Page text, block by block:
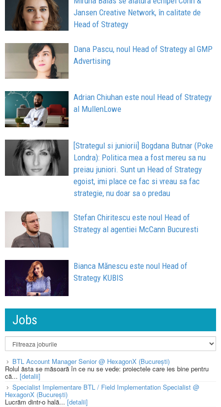
Jansen Creative Network, în calitate de
Head of Strategy
Dana Pascu, noul Head of Strategy al GMP
Advertising
Adrian Chiuhan este noul Head of Strategy
al MullenLowe
[Strategul si juniorii] Bogdana Butnar (Poke
Londra): Politica mea a fost mereu sa nu
preiau juniori. Sunt un Head of Strategy
egoist, imi place ce fac si vreau sa fac
strategie, nu doar sa o predau
Stefan Chiritescu este noul Head of
Strategy al agentiei McCann Bucuresti
Bianca Mănescu este noul Head of
Strategy KUBIS
Jobs
BTL Account Manager Senior @ HexagonX (București)
Rolul ăsta se măsoară în ce nu se vede: proiectele care ies bine pentru
că... [detalii]
Specialist Implementare BTL / Field Implementation Specialist @
HexagonX (București)
Lucrăm dintr-o hală...[detalii]